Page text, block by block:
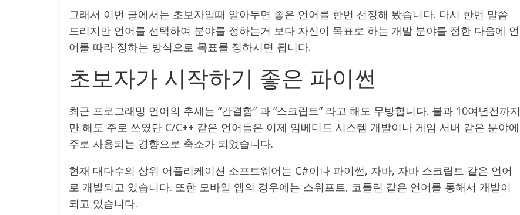
그래서 이번 글에서는 초보자일때 알아두면 좋은 언어를 한번 선정해 봤습니다. 다시 한번 말씀
드리지만 언어를 선택하여 분야를 정하는거 보다 자신이 목표로 하는 개발 분야를 정한 다음에 언
어를 따라 정하는 방식으로 목표를 정하시면 됩니다.
초보자가 시작하기 좋은 파이썬
최근 프로그래밍 언어의 추세는 “간결함” 과 “스크립트” 라고 해도 무방합니다. 불과 10여년전까지
만 해도 주로 쓰였단 C/C++ 같은 언어들은 이제 임베디드 시스템 개발이나 게임 서버 같은 분야에
주로 사용되는 경향으로 축소가 되었습니다.
현재 대다수의 상위 어플리케이션 소프트웨어는 C#이나 파이썬, 자바, 자바 스크립트 같은 언어
로 개발되고 있습니다. 또한 모바일 앱의 경우에는 스위프트, 코틀린 같은 언어를 통해서 개발이
되고 있습니다.